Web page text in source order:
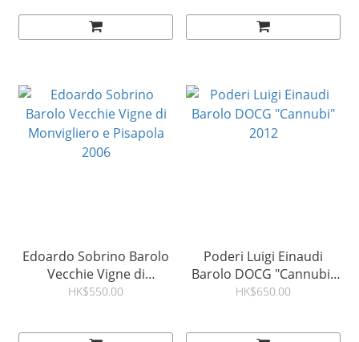
Edoardo Sobrino Barolo
Vecchie Vigne di
Monvigliero e Pisapola
HK$550.00
Poderi Luigi Einaudi
Barolo DOCG "Cannubi"
2012
HK$650.00